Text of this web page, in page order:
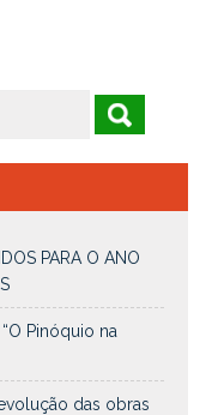
PARA O ANO
Pinóquio na
das obras